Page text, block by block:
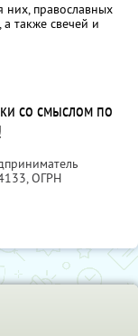
православных
также свечей и
со смыслом по
, ОГРН